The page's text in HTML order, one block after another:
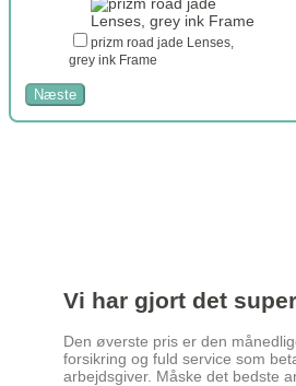
prizm road jade Lenses,
grey ink Frame
Næste
Vi har gjort det
Den øverste pris er den
forsikring og fuld service som
arbejdsgiver. Måske det bedste